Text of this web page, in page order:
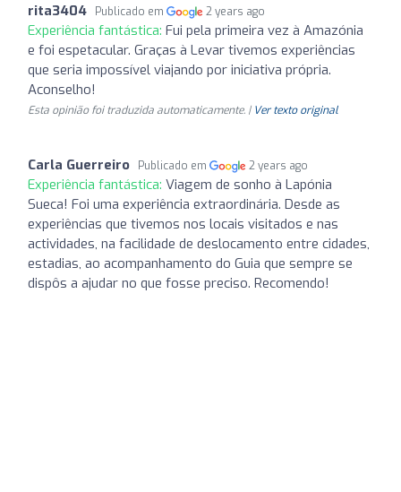
rita3404 Publicado em 2 years ago
Experiência fantástica: Fui pela primeira vez à Amazónia
e foi espetacular. Graças à Levar tivemos experiências
que seria impossível viajando por iniciativa própria.
Aconselho!
Esta opinião foi traduzida automaticamente. | Ver texto original
Carla Guerreiro Publicado em 2 years ago
Experiência fantástica: Viagem de sonho à Lapónia
Sueca! Foi uma experiência extraordinária. Desde as
experiências que tivemos nos locais visitados e nas
actividades, na facilidade de deslocamento entre cidades,
estadias, ao acompanhamento do Guia que sempre se
dispôs a ajudar no que fosse preciso. Recomendo!